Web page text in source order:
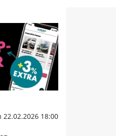
18:00